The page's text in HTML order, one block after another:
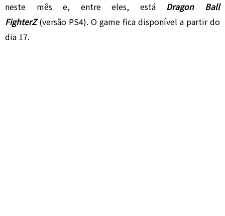
neste mês e, entre eles, está Dragon Ball
FighterZ (versão PS4). O game fica disponível a partir do
dia 17.